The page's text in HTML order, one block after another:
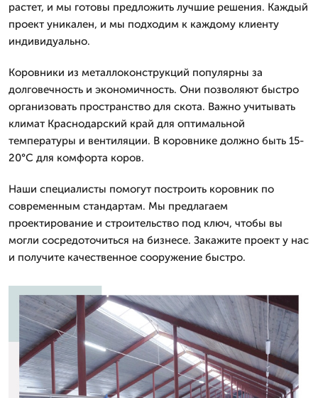
растет, и мы готовы предложить лучшие решения. Каждый
проект уникален, и мы подходим к каждому клиенту
индивидуально.
Коровники из металлоконструкций популярны за
долговечность и экономичность. Они позволяют быстро
организовать пространство для скота. Важно учитывать
климат Краснодарский край для оптимальной
температуры и вентиляции. В коровнике должно быть 15-
20°C для комфорта коров.
Наши специалисты помогут построить коровник по
современным стандартам. Мы предлагаем
проектирование и строительство под ключ, чтобы вы
могли сосредоточиться на бизнесе. Закажите проект у нас
и получите качественное сооружение быстро.